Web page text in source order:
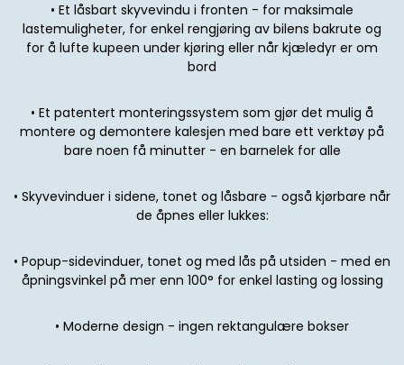
• Et låsbart skyvevindu i fronten - for maksimale
lastemuligheter, for enkel rengjøring av bilens bakrute og
for å lufte kupeen under kjøring eller når kjæledyr er om
bord
• Et patentert monteringssystem som gjør det mulig å
montere og demontere kalesjen med bare ett verktøy på
bare noen få minutter - en barnelek for alle
• Skyvevinduer i sidene, tonet og låsbare - også kjørbare når
de åpnes eller lukkes:
• Popup-sidevinduer, tonet og med lås på utsiden - med en
åpningsvinkel på mer enn 100° for enkel lasting og lossing
• Moderne design - ingen rektangulære bokser